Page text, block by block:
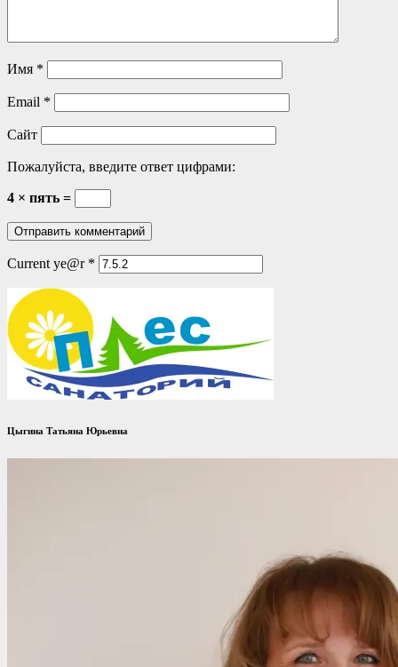
Имя *
Email *
Сайт
Пожалуйста, введите ответ цифрами:
4 × пять =
Current ye@r *
Цыгина Татьяна Юрьевна